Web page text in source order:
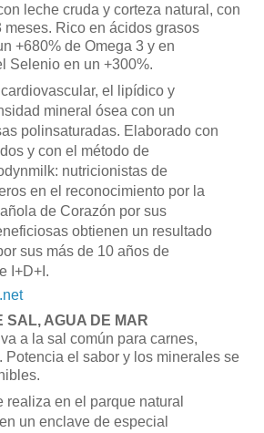
leche cruda y corteza natural, con
meses. Rico en ácidos grasos
+680% de Omega 3 y en
Selenio en un +300%.
el lipídico y
mineral ósea con un
polinsaturadas. Elaborado con
y con el método de
nutricionistas de
en el reconocimiento por la
de Corazón por sus
obtienen un resultado
sus más de 10 años de
I+D+I.
SAL, AGUA DE MAR
a la sal común para carnes,
Potencia el sabor y los minerales se
realiza en el parque natural
un enclave de especial